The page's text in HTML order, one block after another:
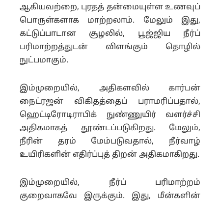
ஆகியவற்றை, புரதத் தன்மையுள்ள உணவுப்
பொருள்களாக மாற்றலாம். மேலும் இது,
கட்டுப்பாடான சூழலில், பூஜ்ஜிய நீர்ப்
பரிமாற்றத்துடன் விளங்கும் தொழில்
நுட்பமாகும்.
இம்முறையில், அதிகளவில் கார்பன்
நைட்ரஜன் விகிதத்தைப் பராமரிப்பதால்,
ஹெட்டிரோடிராபிக் நுண்ணுயிர் வளர்ச்சி
அதிகமாகத் தூண்டப்படுகிறது. மேலும்,
நீரின் தரம் மேம்படுவதால், நீர்வாழ்
உயிரிகளின் எதிர்ப்புத் திறன் அதிகமாகிறது.
இம்முறையில், நீர்ப் பரிமாற்றம்
குறைவாகவே இருக்கும். இது, மீன்களின்